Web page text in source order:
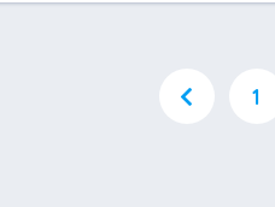
1